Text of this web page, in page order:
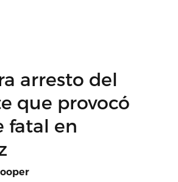
arresto del
que provocó
fatal en